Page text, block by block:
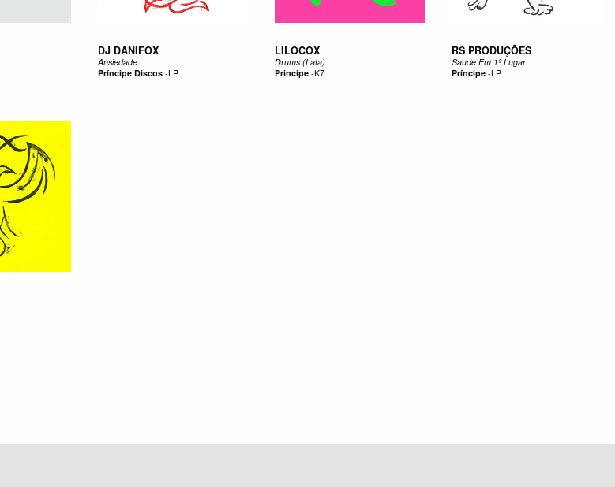
DJ DANIFOX
Ansiedade
Prí­ncipe Discos-LP
LILOCOX
Drums (Lata)
Principe-K7
RS PRODUÇÕES
Saude Em 1º Lugar
Príncipe-LP